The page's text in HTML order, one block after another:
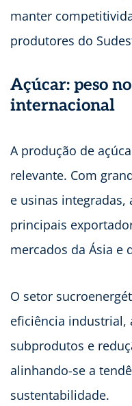
manter
produtores do
Açúcar: peso
internacional
A produção de
relevante. Com
e usinas integradas,
principais
mercados da Ásia e
O setor
eficiência industrial,
subprodutos e
alinhando-se a
sustentabilidade.